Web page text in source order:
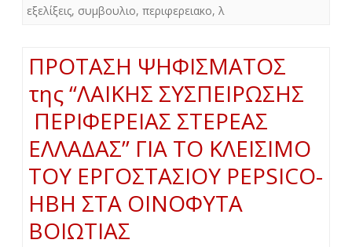
εξελίξεις, συμβουλιο, περιφερειακο, λ
ΠΡΟΤΑΣΗ ΨΗΦΙΣΜΑΤΟΣ
της “ΛΑΙΚΗΣ ΣΥΣΠΕΙΡΩΣΗΣ
ΠΕΡΙΦΕΡΕΙΑΣ ΣΤΕΡΕΑΣ
ΕΛΛΑΔΑΣ” ΓΙΑ ΤΟ ΚΛΕΙΣΙΜΟ
ΤΟΥ ΕΡΓΟΣΤΑΣΙΟΥ PEPSICO-
ΗΒΗ ΣΤΑ ΟΙΝΟΦΥΤΑ
ΒΟΙΩΤΙΑΣ